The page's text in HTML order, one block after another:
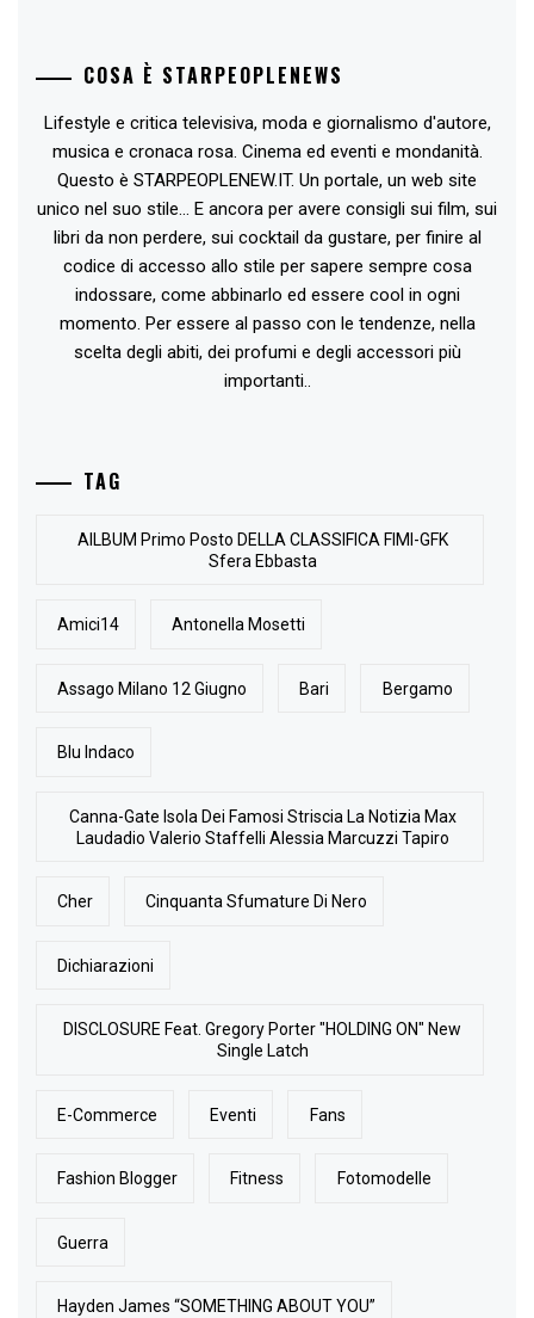
COSA È STARPEOPLENEWS
Lifestyle e critica televisiva, moda e giornalismo d'autore,
musica e cronaca rosa. Cinema ed eventi e mondanità.
Questo è STARPEOPLENEW.IT. Un portale, un web site
unico nel suo stile... E ancora per avere consigli sui film, sui
libri da non perdere, sui cocktail da gustare, per finire al
codice di accesso allo stile per sapere sempre cosa
indossare, come abbinarlo ed essere cool in ogni
momento. Per essere al passo con le tendenze, nella
scelta degli abiti, dei profumi e degli accessori più
importanti..
TAG
AlLBUM Primo Posto DELLA CLASSIFICA FIMI-GFK
Sfera Ebbasta
Amici14 Antonella Mosetti
Assago Milano 12 Giugno Bari Bergamo
Blu Indaco
Canna-Gate Isola Dei Famosi Striscia La Notizia Max
Laudadio Valerio Staffelli Alessia Marcuzzi Tapiro
Cher Cinquanta Sfumature Di Nero
Dichiarazioni
DISCLOSURE Feat. Gregory Porter "HOLDING ON" New
Single Latch
E-Commerce Eventi Fans
Fashion Blogger Fitness Fotomodelle
Guerra
Hayden James “SOMETHING ABOUT YOU”